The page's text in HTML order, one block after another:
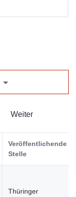
Weiter
Veröffentlichende
Stelle
Thüringer